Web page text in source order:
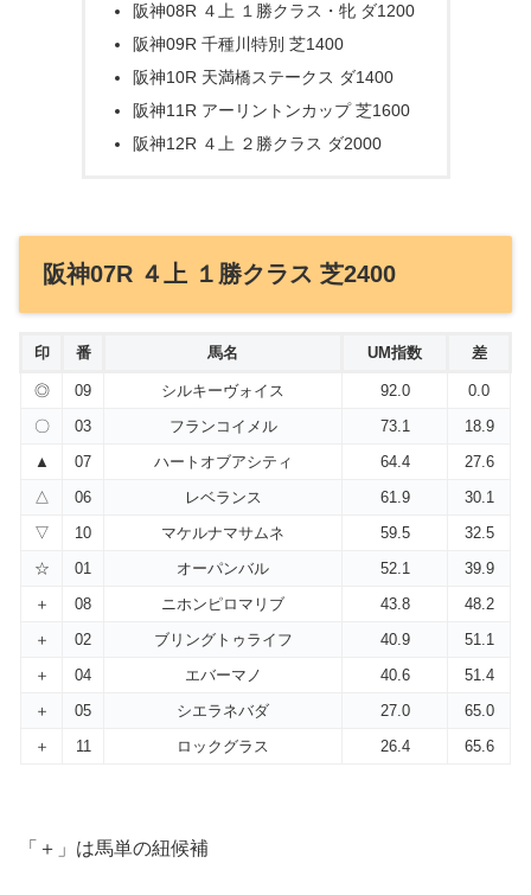
阪神08R ４上 １勝クラス・牝 ダ1200
阪神09R 千種川特別 芝1400
阪神10R 天満橋ステークス ダ1400
阪神11R アーリントンカップ 芝1600
阪神12R ４上 ２勝クラス ダ2000
阪神07R ４上 １勝クラス 芝2400
印 番 馬名 UM指数 差
◎ 09 シルキーヴォイス 92.0
0.0
〇
03 フランコイメル 73.1
18.9
▲
07 ハートオブアシティ 64.4
27.6
△
06 レベランス 61.9
30.1
▽
10 マケルナマサムネ 59.5
32.5
☆
01 オーパンバル 52.1
39.9
＋
08 ニホンピロマリブ 43.8
48.2
＋
02 ブリングトゥライフ 40.9
51.1
＋
04 エバーマノ 40.6
51.4
＋
05 シエラネバダ 27.0
65.0
＋
11 ロックグラス 26.4 65.6
「＋」は馬単の紐候補